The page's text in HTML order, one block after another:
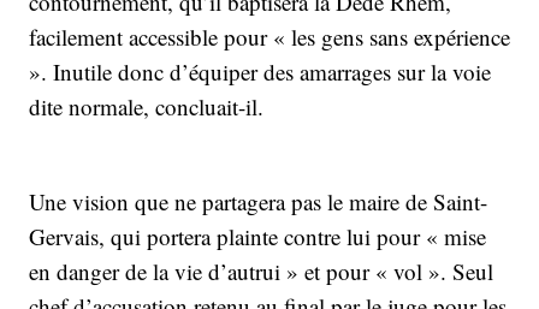
facilement accessible pour « les gens sans expérience
». Inutile donc d’équiper des amarrages sur la voie
dite normale, concluait-il.
Une vision que ne partagera pas le maire de Saint-
Gervais, qui portera plainte contre lui pour « mise
en danger de la vie d’autrui » et pour « vol ». Seul